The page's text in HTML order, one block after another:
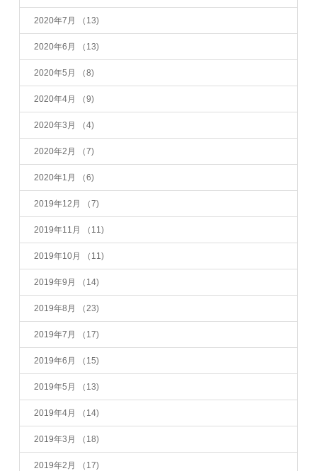
2020年7月 （13)
2020年6月 （13)
2020年5月 （8)
2020年4月 （9)
2020年3月 （4)
2020年2月 （7)
2020年1月 （6)
2019年12月 （7)
2019年11月 （11)
2019年10月 （11)
2019年9月 （14)
2019年8月 （23)
2019年7月 （17)
2019年6月 （15)
2019年5月 （13)
2019年4月 （14)
2019年3月 （18)
2019年2月 （17)